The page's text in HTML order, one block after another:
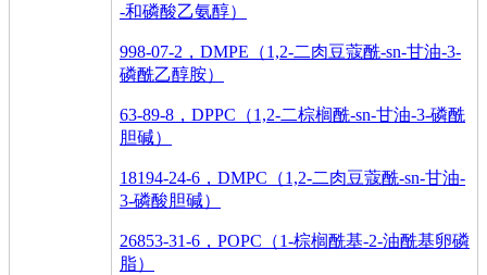
-和磷酸乙氨醇）
998-07-2，DMPE（1,2-二肉豆蔻酰-sn-甘油-3-
磷酰乙醇胺）
63-89-8，DPPC（1,2-二棕榈酰-sn-甘油-3-磷酰
胆碱）
18194-24-6，DMPC（1,2-二肉豆蔻酰-sn-甘油-
3-磷酸胆碱）
26853-31-6，POPC（1-棕榈酰基-2-油酰基卵磷
脂）